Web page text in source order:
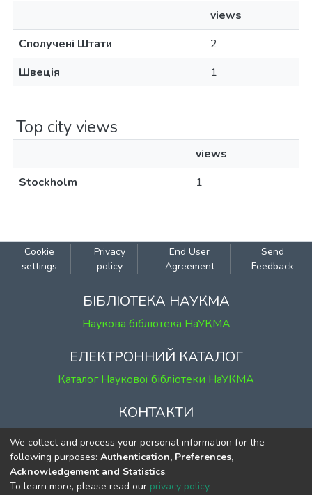
views
Сполучені Штати
2
Швеція
1
Top city views
views
Stockholm
1
Cookie
settings
Privacy
policy
End User
Agreement
Send
Feedback
БІБЛІОТЕКА НАУКМА
Наукова бібліотека НаУКМА
ЕЛЕКТРОННИЙ КАТАЛОГ
Каталог Наукової бібліотеки НаУКМА
КОНТАКТИ
м. Київ, вул. Григорія Сковороди, 2
к. 1, к. 120
тел. (044) 463-69-31
We collect and process your personal information for the
following purposes: Authentication, Preferences,
Acknowledgement and Statistics.
To learn more, please read our privacy policy.